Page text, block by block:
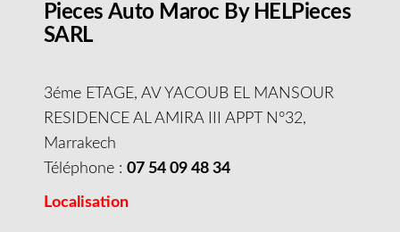
Pieces Auto Maroc By HELPieces
SARL
3éme ETAGE, AV YACOUB EL MANSOUR
RESIDENCE AL AMIRA III APPT N°32,
Marrakech
Téléphone : 07 54 09 48 34
Localisation